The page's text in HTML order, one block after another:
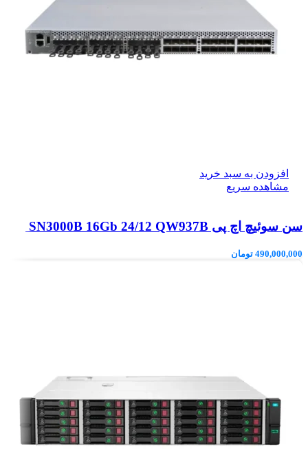
افزودن به سبد خرید
مشاهده سریع
سن سوئیچ اچ پی SN3000B 16Gb 24/12 QW937B
490,000,000 تومان